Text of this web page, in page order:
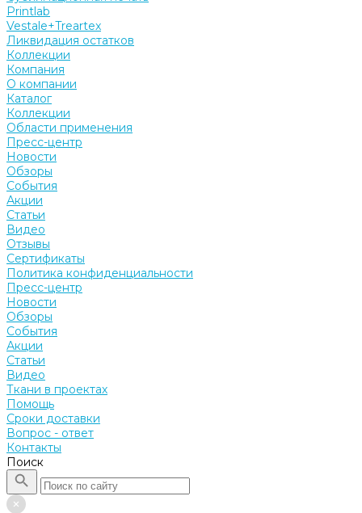
Printlab
Vestale+Treartex
Ликвидация остатков
Коллекции
Компания
О компании
Каталог
Коллекции
Области применения
Пресс-центр
Новости
Обзоры
События
Акции
Статьи
Видео
Отзывы
Сертификаты
Политика конфиденциальности
Пресс-центр
Новости
Обзоры
События
Акции
Статьи
Видео
Ткани в проектах
Помощь
Сроки доставки
Вопрос - ответ
Контакты
Поиск